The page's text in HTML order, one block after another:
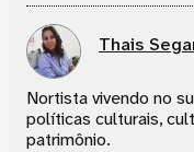
Thais
Nortista vivendo no
políticas culturais,
patrimônio.